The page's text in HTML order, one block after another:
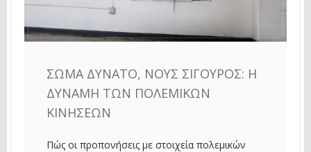
ΣΏΜΑ ΔΥΝΑΤΌ, ΝΟΥΣ ΣΊΓΟΥΡΟΣ: Η
ΔΎΝΑΜΗ ΤΩΝ ΠΟΛΕΜΙΚΏΝ
ΚΙΝΉΣΕΩΝ
Πώς οι προπονήσεις με στοιχεία πολεμικών